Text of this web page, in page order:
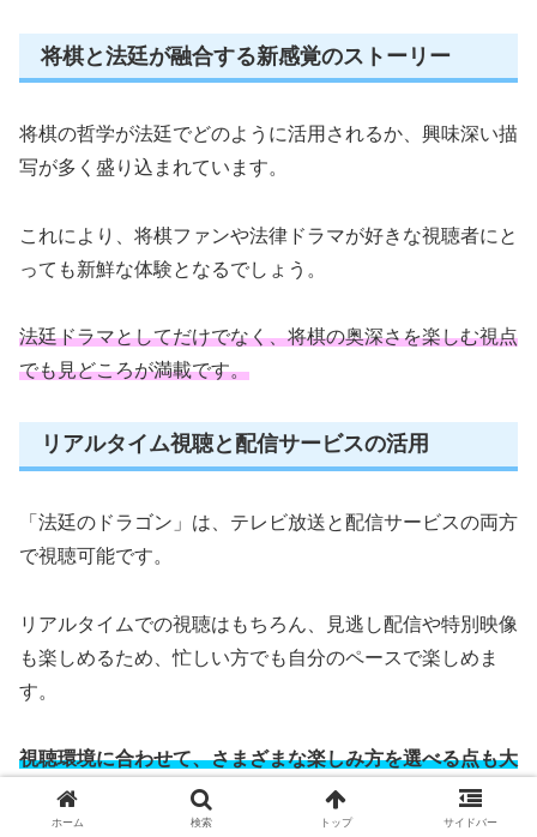
将棋と法廷が融合する新感覚のストーリー
将棋の哲学が法廷でどのように活用されるか、興味深い描
写が多く盛り込まれています。
これにより、将棋ファンや法律ドラマが好きな視聴者にと
っても新鮮な体験となるでしょう。
法廷ドラマとしてだけでなく、将棋の奥深さを楽しむ視点
でも見どころが満載です。
リアルタイム視聴と配信サービスの活用
「法廷のドラゴン」は、テレビ放送と配信サービスの両方
で視聴可能です。
リアルタイムでの視聴はもちろん、見逃し配信や特別映像
も楽しめるため、忙しい方でも自分のペースで楽しめま
す。
視聴環境に合わせて、さまざまな楽しみ方を選べる点も大
きな魅力です。
ホーム 検索 トップ サイドバー